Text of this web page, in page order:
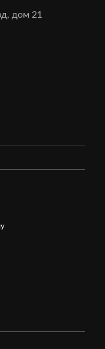
дом 21